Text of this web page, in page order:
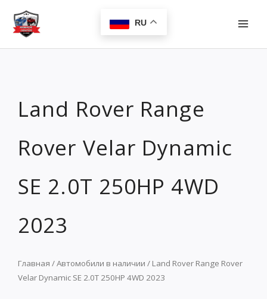
Перейти
содержимому
RU
Land Rover Range
Rover Velar Dynamic
SE 2.0T 250HP 4WD
2023
Главная /Автомобили в наличии / Land Rover Range Rover
Velar Dynamic SE 2.0T 250HP 4WD 2023